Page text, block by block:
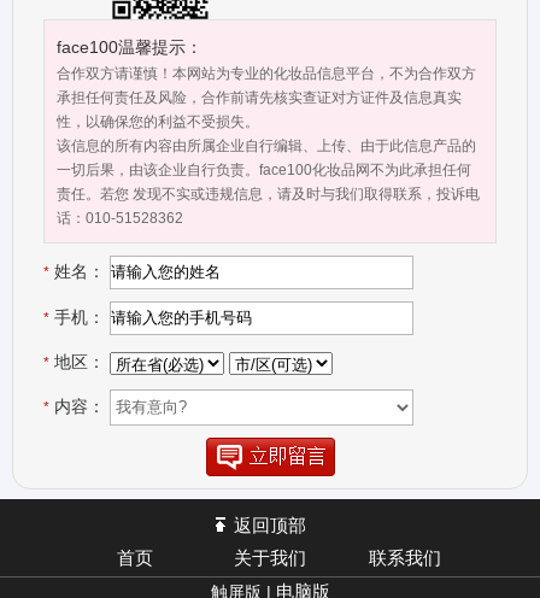
美姿），开辟了一条以"绿色.科技.健康"为理念的品牌发展路线。 为确
保雅美姿品牌化妆品品质的领先水平,公司与亚太地区多个护肤研究中
心共同钻研肌肤生命科学。并得到美国多家科研机构的技术支持,将具
深远文化的东方养身哲学与西方尖端科技融为一体，全新推出"护
肤"、 "彩妆"及"香水"等多个品类的系列产品。让具有革命性突破的"全
植物活性"化妆品及"人性化、个性化的绿色健康"美肌理念，为都市女
性带来全新的精致生活享受。 公司长期关注市场变革，注重科技进步
及人才建设，在市场管理中导入国际先进的市场营销模式，坚持"以质
量决胜市场、以服务带动市场"的市场理念，"诚信铸就品牌、服务编
造未来"的企业宗旨，不断开拓雅美姿品牌销售的新领域。其卓越的产
品质量、专业的营销队伍、强大的技术后盾、完善的售后服务及环保
型的包装及设计，为中国化妆品美容业的发展带来一场"绿色"革命。
品牌理念： 塑造行业典范，引领时尚潮流。坚持““为全球爱美女性制
造绿色环保的大众时尚彩妆”的企业宗旨，秉承“诚信、品质、服务、
专业、双赢”的企业理念，准确把握市场脉搏，根据市场变化和发展趋
势进行不断的产品更新，更具亲和力的贴近和满足不同消费者的美肤
妆扮需求，让所有的爱美人士都能用上具有高品质、超值价位的美容
产品，让雅美姿成为中国消费者都买得起、买的到、买的满意、放心
face100温馨提示：
合作双方请谨慎！本网站为专业的化妆品信息平台，不为合作双方
承担任何责任及风险，合作前请先核实查证对方证件及信息真实
性，以确保您的利益不受损失。
该信息的所有内容由所属企业自行编辑、上传、由于此信息产品的
一切后果，由该企业自行负责。face100化妆品网不为此承担任何
责任。若您 发现不实或违规信息，请及时与我们取得联系，投诉电
话：010-51528362
* 姓名：
* 手机：
* 地区：
* 内容：
返回顶部
首页
关于我们 联系我们
触屏版 | 电脑版